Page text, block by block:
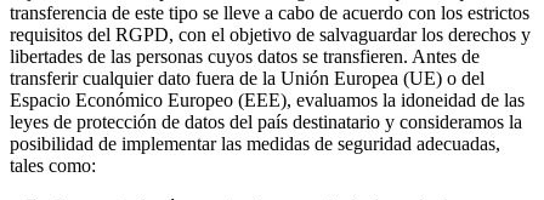
transferencia de este tipo se lleve a cabo de acuerdo con los estrictos
requisitos del RGPD, con el objetivo de salvaguardar los derechos y
libertades de las personas cuyos datos se transfieren. Antes de
transferir cualquier dato fuera de la Unión Europea (UE) o del
Espacio Económico Europeo (EEE), evaluamos la idoneidad de las
leyes de protección de datos del país destinatario y consideramos la
posibilidad de implementar las medidas de seguridad adecuadas,
tales como: